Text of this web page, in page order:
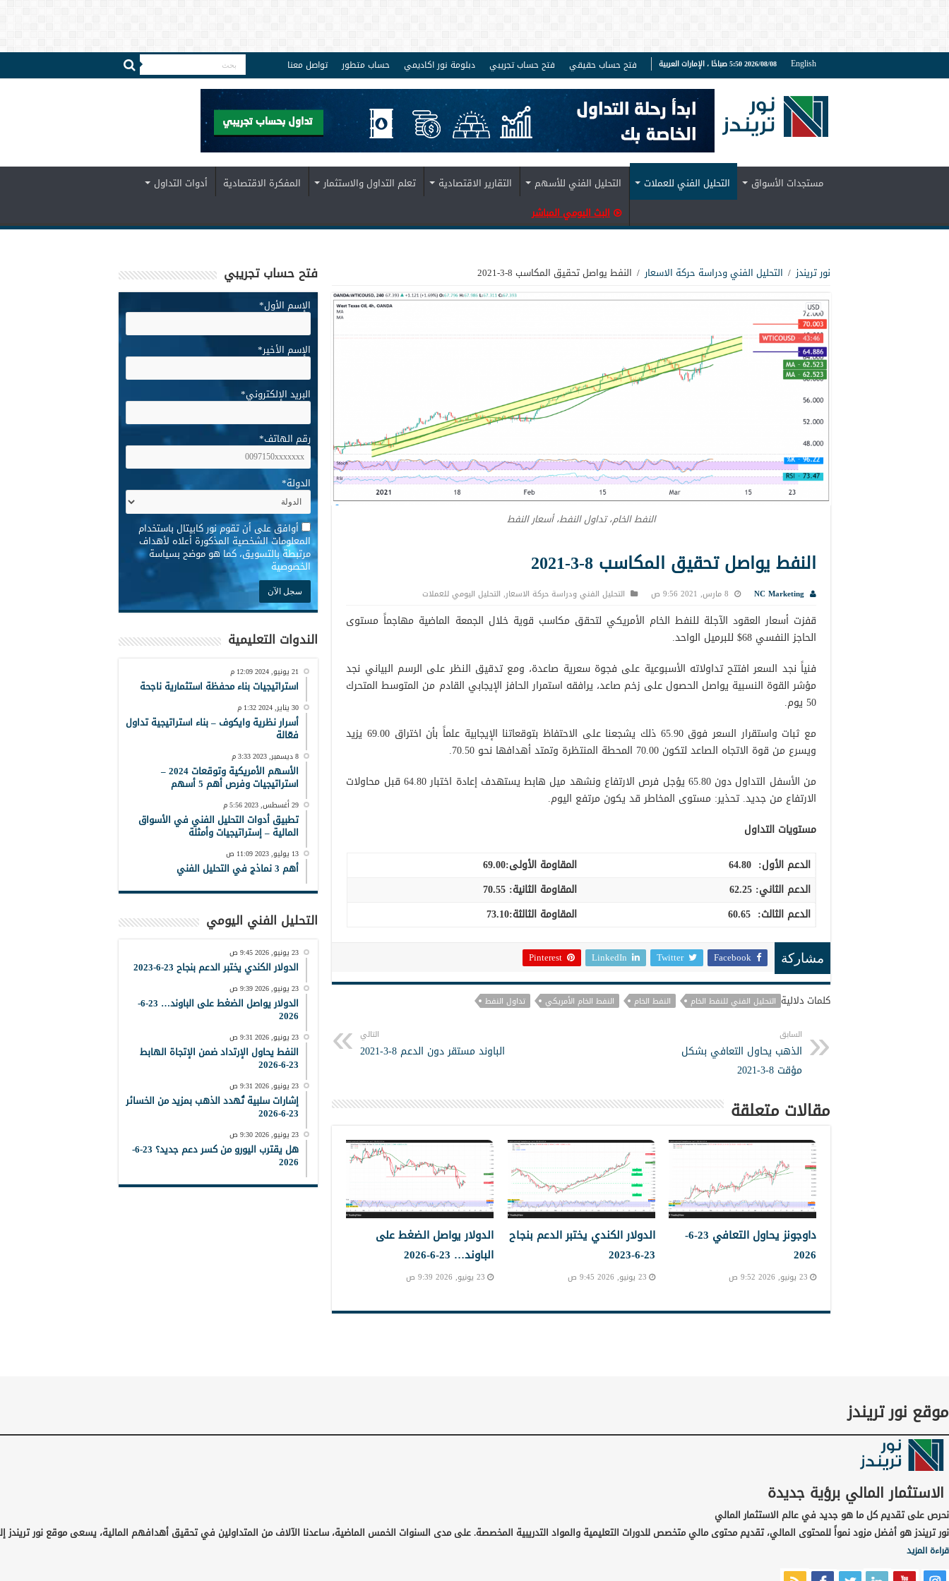
English 2026/08/08 5:50 صباحًا ، الإمارات العربية فتح حساب حقيقي فتح حساب تجريبي دبلومة نور اكاديمي حساب متطور تواصل معنا
مستجدات الأسواق التحليل الفني للعملات التحليل الفني للأسهم التقارير الاقتصادية تعلم التداول والاستثمار المفكرة الاقتصادية
أدوات التداول
البث اليومي المباشر
نور تريندز / التحليل الفني ودراسة حركة الاسعار / النفط يواصل تحقيق المكاسب 8-3-2021
النفط الخام، تداول النفط، أسعار النفط
النفط يواصل تحقيق المكاسب 8-3-2021
NC Marketing 8 مارس, 2021 9:56 ص التحليل الفني ودراسة حركة الاسعار, التحليل اليومي للعملات
قفزت أسعار العقود الآجلة للنفط الخام الأمريكي لتحقق مكاسب قوية خلال الجمعة الماضية مهاجماً مستوى
الحاجز النفسي 68$ للبرميل الواحد.
فنياً نجد السعر افتتح تداولاته الأسبوعية على فجوة سعرية صاعدة، ومع تدقيق النظر على الرسم البياني نجد
مؤشر القوة النسبية يواصل الحصول على زخم صاعد، يرافقه استمرار الحافز الإيجابي القادم من المتوسط المتحرك
50 يوم.
مع ثبات واستقرار السعر فوق 65.90 ذلك يشجعنا على الاحتفاظ بتوقعاتنا الإيجابية علماً بأن اختراق 69.00 يزيد
ويسرع من قوة الاتجاه الصاعد لتكون 70.00 المحطة المنتظرة وتمتد أهدافها نحو 70.50.
من الأسفل التداول دون 65.80 يؤجل فرص الارتفاع ونشهد ميل هابط يستهدف إعادة اختبار 64.80 قبل محاولات
الارتفاع من جديد. تحذير: مستوى المخاطر قد يكون مرتفع اليوم.
مستويات التداول
الدعم الأول: 64.80 المقاومة الأولى:69.00
الدعم الثاني: 62.25 المقاومة الثانية: 70.55
الدعم الثالث: المقاومة الثالثة:73.10
مشاركة Facebook
Twitter
LinkedIn
Pinterest
كلمات دلالية التحليل الفني للنفط الخام النفط الخام النفط الخام الأمريكي تداول النفط
السابق
الذهب يحاول التعافي بشكل
مؤقت 8-3-2021
التالي
الباوند مستقر دون الدعم 8-3-2021
مقالات متعلقة
داوجونز يحاول التعافي 23-6-
2026
23 يونيو, 2026 9:52 ص
الدولار الكندي يختبر الدعم بنجاح
23-6-2023
23 يونيو, 2026 9:45 ص
الدولار يواصل الضغط على
الباوند… 23-6-2026
23 يونيو, 2026 9:39 ص
فتح حساب تجريبي
الإسم الأول*
الإسم الأخير*
البريد الإلكتروني*
رقم الهاتف*
الدولة*
* أوافق على أن تقوم نور كابيتال باستخدام
المعلومات الشخصية المذكورة أعلاه لأهداف
مرتبطة بالتسويق، كما هو موضح بسياسة
الخصوصية
الندوات التعليمية
21 يونيو, 2024 12:09 م
استراتيجيات بناء محفظة استثمارية ناجحة
30 يناير, 2024 1:32 م
أسرار نظرية وايكوف – بناء استراتيجية تداول
فعّالة
8 ديسمبر, 2023 3:33 م
الأسهم الأمريكية وتوقعات 2024 –
استراتيجيات وفرص أهم 5 أسهم
29 أغسطس, 2023 5:56 م
تطبيق أدوات التحليل الفني في الأسواق
المالية – إستراتيجيات وأمثلة
13 يوليو, 2023 11:09 ص
أهم 3 نماذج في التحليل الفني
التحليل الفني اليومي
23 يونيو, 2026 9:45 ص
الدولار الكندي يختبر الدعم بنجاح 23-6-2023
23 يونيو, 2026 9:39 ص
الدولار يواصل الضغط على الباوند… 23-6-
2026
23 يونيو, 2026 9:31 ص
النفط يحاول الإرتداد ضمن الإتجاة الهابط
23-6-2026
23 يونيو, 2026 9:31 ص
إشارات سلبية تُهدد الذهب بمزيد من الخسائر
23-6-2026
23 يونيو, 2026 9:30 ص
هل يقترب اليورو من كسر دعم جديد؟ 23-6-
2026
موقع نور تريندز
الاستثمار المالي برؤية جديدة
نحرص على تقديم كل ما هو جديد في عالم الاستثمار المالي
نور تريندز هو أفضل مزود نمواً للمحتوى المالي، تقديم محتوى مالي متخصص للدورات التعليمية والمواد التدريبية المخصصة. على مدى السنوات الخمس الماضية، ساعدنا الآلاف من المتداولين في تحقيق أهدافهم المالية، يسعى موقع نور تريندز
قراءة المزيد